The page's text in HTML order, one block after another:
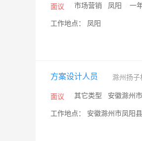
面议 市场营销 凤阳 一
工作地点： 凤阳
方案设计人员 滁州扬子
面议 其它类型 安徽滁州
工作地点： 安徽滁州市凤阳县